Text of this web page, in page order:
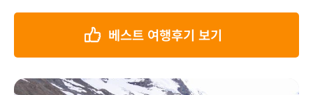
베스트 여행후기 보기